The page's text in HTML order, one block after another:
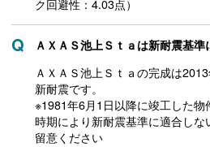
ク回避性：4.03点）
ＡＸＡＳ池上Ｓｔａは新耐震基準
ＡＸＡＳ池上Ｓｔａの完成は
新耐震です。
※1981年6月1日以降に竣工した
時期により新耐震基準に適合し
留意ください